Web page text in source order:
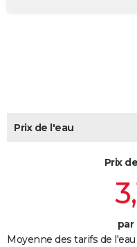
Carte de Noël
Carte Bonne année
Carte Saint-Valentin
Carte Pâques
Carte d'anniversaire
DICTIONNAIRE
FORUM
Prix de l'eau
Prix
par
Moyenne des tarifs de